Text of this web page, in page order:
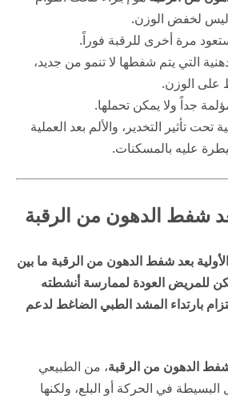
لخفض الوزن.
مرة أخرى للرقبة فوراً.
التي يتم شفطها لا تنمو من جديد،
على الوزن.
جداً ولا يمكن تحملها.
تحت تأثير التخدير، والألم بعد العملية
عليه بالمسكنات.
شفط الدهون من الرقبة
بعد شفط الدهون من الرقبة ما بين
يمكن للمريض العودة لممارسة أنشطته
بارتداء المشد الطبي الضاغط لدعم
الدهون من الرقبة، من الطبيعي
في الحركة أو البلع، ولكنها